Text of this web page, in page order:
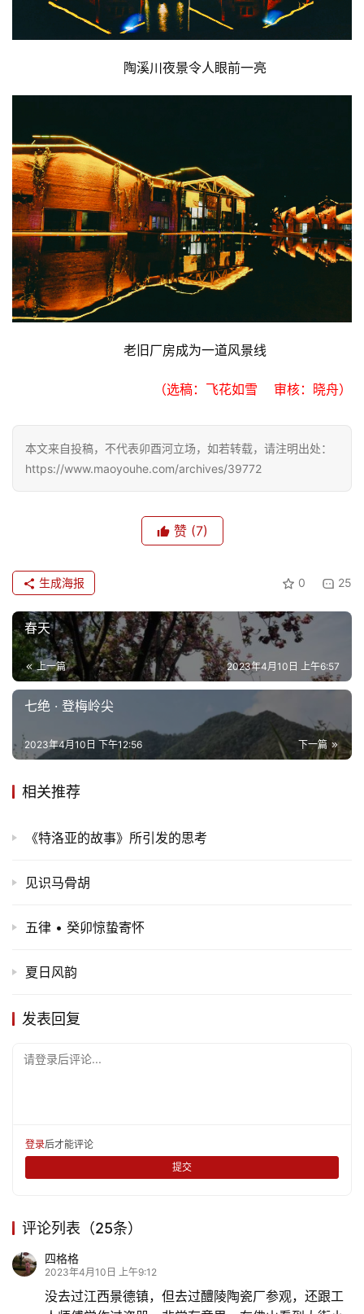
育
儿
娱
乐
专
题
陶溪川夜景令人眼前一亮
老旧厂房成为一道风景线
（选稿：飞花如雪    审核：晓舟）
本文来自投稿，不代表卯酉河立场，如若转载，请注明出处：
https://www.maoyouhe.com/archives/39772
赞 (7)
0 25
生成海报
春天
上一篇 2023年4月10日 上午6:57
七绝 · 登梅岭尖
下一篇
2023年4月10日 下午12:56
相关推荐
《特洛亚的故事》所引发的思考
见识马骨胡
五律 • 癸卯惊蛰寄怀
夏日风韵
发表回复
请登录后评论...
登录后才能评论
提交
评论列表（25条）
四格格
2023年4月10日 上午9:12
没去过江西景德镇，但去过醴陵陶瓷厂参观，还跟工